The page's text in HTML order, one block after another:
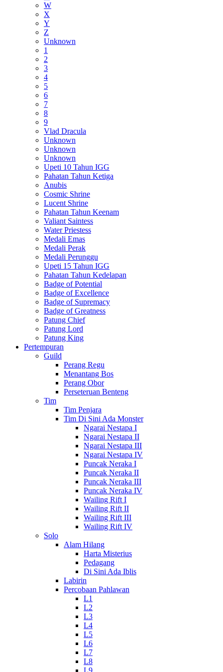
W
X
Y
Z
Unknown
1
2
3
4
5
6
7
8
9
Vlad Dracula
Unknown
Unknown
Unknown
Upeti 10 Tahun IGG
Pahatan Tahun Ketiga
Anubis
Cosmic Shrine
Lucent Shrine
Pahatan Tahun Keenam
Valiant Saintess
Water Priestess
Medali Emas
Medali Perak
Medali Perunggu
Upeti 15 Tahun IGG
Pahatan Tahun Kedelapan
Badge of Potential
Badge of Excellence
Badge of Supremacy
Badge of Greatness
Patung Chief
Patung Lord
Patung King
Pertempuran
Guild
Perang Regu
Menantang Bos
Perang Obor
Perseteruan Benteng
Tim
Tim Penjara
Tim Di Sini Ada Monster
Ngarai Nestapa I
Ngarai Nestapa II
Ngarai Nestapa III
Ngarai Nestapa IV
Puncak Neraka I
Puncak Neraka II
Puncak Neraka III
Puncak Neraka IV
Wailing Rift I
Wailing Rift II
Wailing Rift III
Wailing Rift IV
Solo
Alam Hilang
Harta Misterius
Pedagang
Di Sini Ada Iblis
Labirin
Percobaan Pahlawan
L1
L2
L3
L4
L5
L6
L7
L8